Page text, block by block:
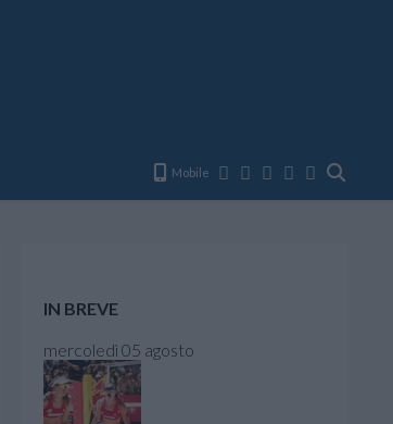
Mobile
IN BREVE
mercoledì 05 agosto